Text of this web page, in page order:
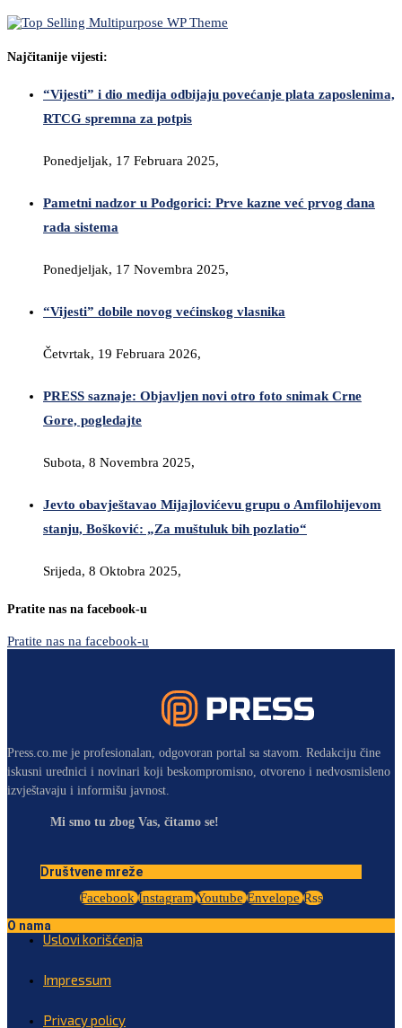
Najčitanije vijesti:
“Vijesti” i dio medija odbijaju povećanje plata zaposlenima,
RTCG spremna za potpis
Ponedjeljak, 17 Februara 2025,
Pametni nadzor u Podgorici: Prve kazne već prvog dana
rada sistema
Ponedjeljak, 17 Novembra 2025,
“Vijesti” dobile novog većinskog vlasnika
Četvrtak, 19 Februara 2026,
PRESS saznaje: Objavljen novi otro foto snimak Crne
Gore, pogledajte
Subota, 8 Novembra 2025,
Jevto obavještavao Mijajlovićevu grupu o Amfilohijevom
stanju, Bošković: „Za muštuluk bih pozlatio“
Srijeda, 8 Oktobra 2025,
Pratite nas na facebook-u
Pratite nas na facebook-u
Press.co.me je profesionalan, odgovoran portal sa stavom. Redakciju čine
iskusni urednici i novinari koji beskompromisno, otvoreno i nedvosmisleno
izvještavaju i informišu javnost.
Mi smo tu zbog Vas, čitamo se!
Društvene mreže
Facebook Instagram Youtube Envelope Rss
O nama
Uslovi korišćenja
Impressum
Privacy policy